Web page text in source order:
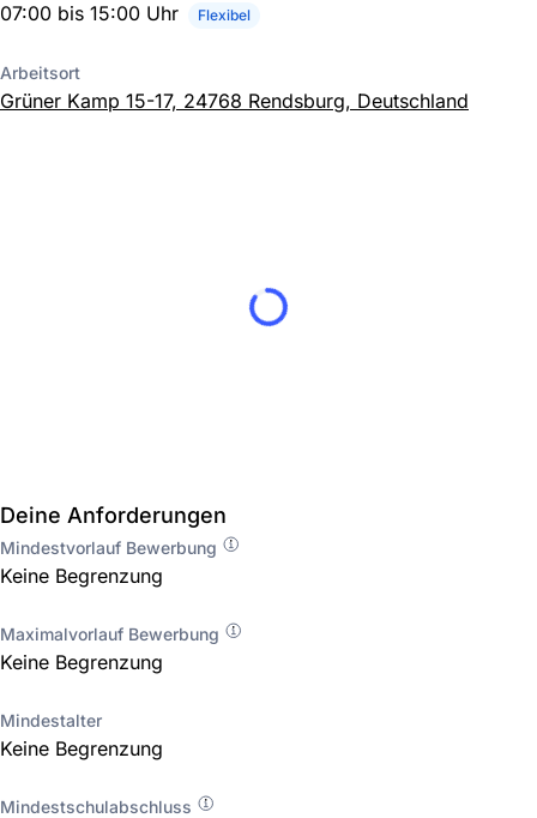
07:00 bis 15:00 Uhr Flexibel
Arbeitsort
Grüner Kamp 15-17, 24768 Rendsburg, Deutschland
Deine Anforderungen
Mindestvorlauf Bewerbung
Keine Begrenzung
Maximalvorlauf Bewerbung
Keine Begrenzung
Mindestalter
Keine Begrenzung
Mindestschulabschluss